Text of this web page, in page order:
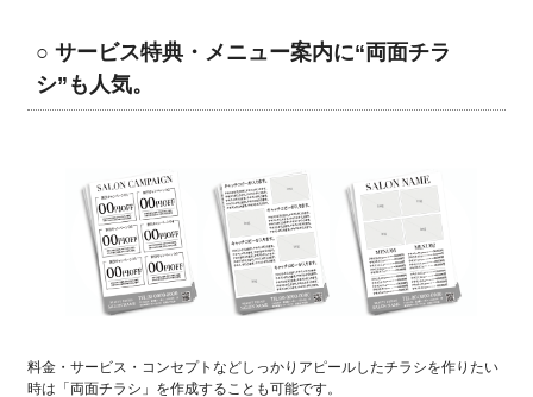
○ サービス特典・メニュー案内に“両面チラ
シ”も人気。
料金・サービス・コンセプトなどしっかりアピールしたチラシを作りたい
時は「両面チラシ」を作成することも可能です。